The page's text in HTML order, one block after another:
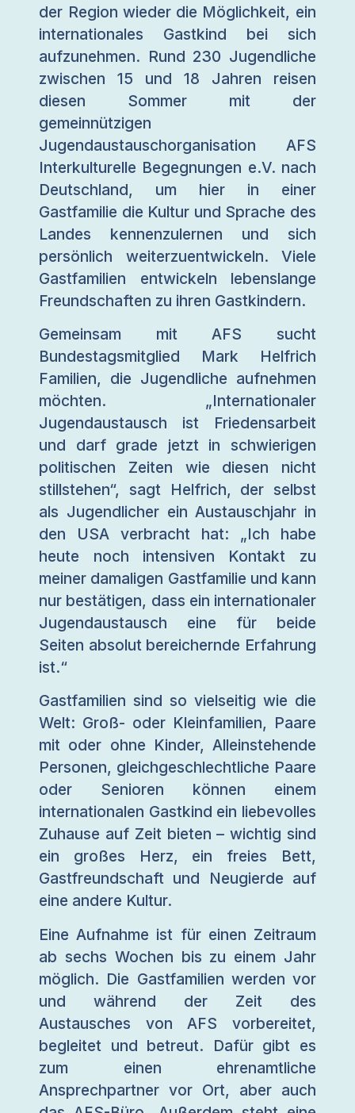
der Region wieder die Möglichkeit, ein
internationales Gastkind bei sich
aufzunehmen. Rund 230 Jugendliche
zwischen 15 und 18 Jahren reisen
diesen Sommer mit der
gemeinnützigen
Jugendaustauschorganisation AFS
Interkulturelle Begegnungen e.V. nach
Deutschland, um hier in einer
Gastfamilie die Kultur und Sprache des
Landes kennenzulernen und sich
persönlich weiterzuentwickeln. Viele
Gastfamilien entwickeln lebenslange
Freundschaften zu ihren Gastkindern.
Gemeinsam mit AFS sucht
Bundestagsmitglied Mark Helfrich
Familien, die Jugendliche aufnehmen
möchten. „Internationaler
Jugendaustausch ist Friedensarbeit
und darf grade jetzt in schwierigen
politischen Zeiten wie diesen nicht
stillstehen“, sagt Helfrich, der selbst
als Jugendlicher ein Austauschjahr in
den USA verbracht hat: „Ich habe
heute noch intensiven Kontakt zu
meiner damaligen Gastfamilie und kann
nur bestätigen, dass ein internationaler
Jugendaustausch eine für beide
Seiten absolut bereichernde Erfahrung
ist.“
Gastfamilien sind so vielseitig wie die
Welt: Groß- oder Kleinfamilien, Paare
mit oder ohne Kinder, Alleinstehende
Personen, gleichgeschlechtliche Paare
oder Senioren können einem
internationalen Gastkind ein liebevolles
Zuhause auf Zeit bieten – wichtig sind
ein großes Herz, ein freies Bett,
Gastfreundschaft und Neugierde auf
eine andere Kultur.
Eine Aufnahme ist für einen Zeitraum
ab sechs Wochen bis zu einem Jahr
möglich. Die Gastfamilien werden vor
und während der Zeit des
Austausches von AFS vorbereitet,
begleitet und betreut. Dafür gibt es
zum einen ehrenamtliche
Ansprechpartner vor Ort, aber auch